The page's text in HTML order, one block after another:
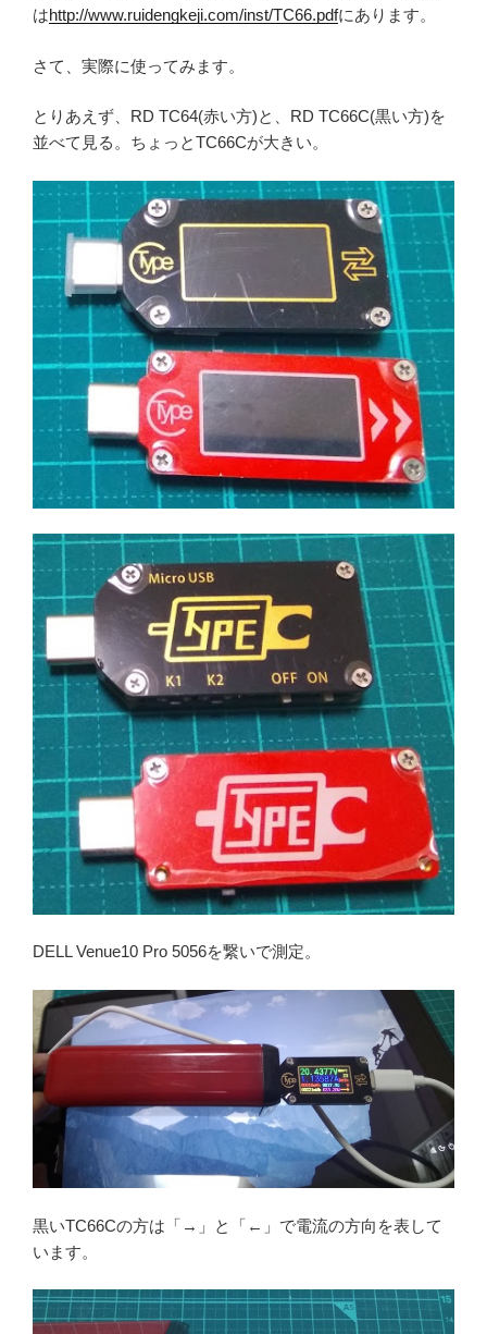
はhttp://www.ruidengkeji.com/inst/TC66.pdfにあります。
さて、実際に使ってみます。
とりあえず、RD TC64(赤い方)と、RD TC66C(黒い方)を
並べて見る。ちょっとTC66Cが大きい。
DELL Venue10 Pro 5056を繋いで測定。
黒いTC66Cの方は「→」と「←」で電流の方向を表して
います。